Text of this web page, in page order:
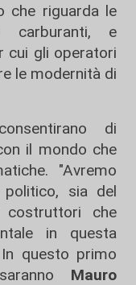
che riguarda le
carburanti, e
cui gli operatori
le modernità di
di
il mondo che
"Avremo
sia del
costruttori che
in questa
questo primo
Mauro